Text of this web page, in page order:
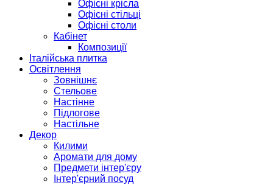
Офісні крісла
Офісні стільці
Офісні столи
Кабінет
Композиції
Італійська плитка
Освітлення
Зовнішнє
Стельове
Настінне
Підлогове
Настільне
Декор
Килими
Аромати для дому
Предмети інтер'єру
Інтер'єрний посуд